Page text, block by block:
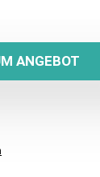
ANGEBOT